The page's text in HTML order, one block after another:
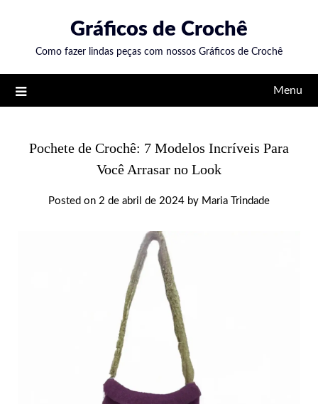
content
Gráficos de Crochê
Como fazer lindas peças com nossos Gráficos de Crochê
Menu
Pochete de Crochê: 7 Modelos Incríveis Para
Você Arrasar no Look
Posted on 2 de abril de 2024 by Maria Trindade